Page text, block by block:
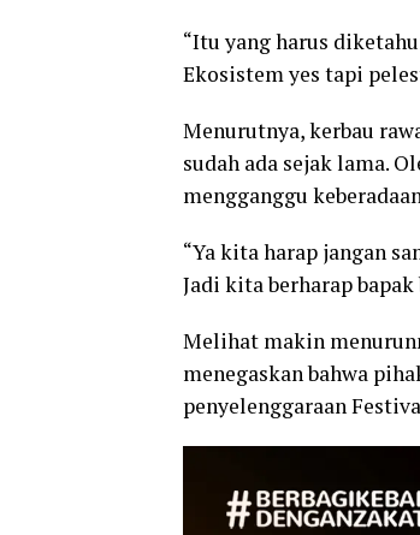
“Itu yang harus
Ekosistem yes tapi
Menurutnya, kerbau
sudah ada sejak lama.
mengganggu
“Ya kita harap jangan
Jadi kita berharap
Melihat makin
menegaskan bahwa
penyelenggaraan